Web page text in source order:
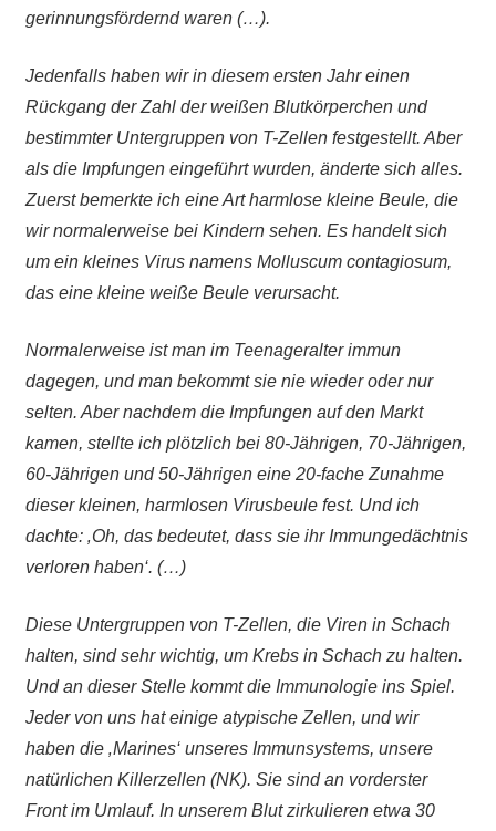
gerinnungsfördernd waren (…).
Jedenfalls haben wir in diesem ersten Jahr einen
Rückgang der Zahl der weißen Blutkörperchen und
bestimmter Untergruppen von T-Zellen festgestellt. Aber
als die Impfungen eingeführt wurden, änderte sich alles.
Zuerst bemerkte ich eine Art harmlose kleine Beule, die
wir normalerweise bei Kindern sehen. Es handelt sich
um ein kleines Virus namens Molluscum contagiosum,
das eine kleine weiße Beule verursacht.
Normalerweise ist man im Teenageralter immun
dagegen, und man bekommt sie nie wieder oder nur
selten. Aber nachdem die Impfungen auf den Markt
kamen, stellte ich plötzlich bei 80-Jährigen, 70-Jährigen,
60-Jährigen und 50-Jährigen eine 20-fache Zunahme
dieser kleinen, harmlosen Virusbeule fest. Und ich
dachte: ‚Oh, das bedeutet, dass sie ihr Immungedächtnis
verloren haben‘. (…)
Diese Untergruppen von T-Zellen, die Viren in Schach
halten, sind sehr wichtig, um Krebs in Schach zu halten.
Und an dieser Stelle kommt die Immunologie ins Spiel.
Jeder von uns hat einige atypische Zellen, und wir
haben die ‚Marines‘ unseres Immunsystems, unsere
natürlichen Killerzellen (NK). Sie sind an vorderster
Front im Umlauf. In unserem Blut zirkulieren etwa 30